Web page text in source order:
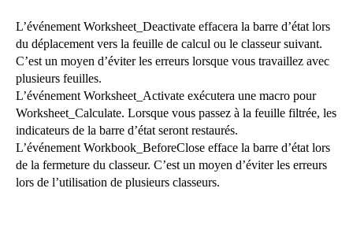
L’événement Worksheet_Deactivate effacera la barre d’état lors
du déplacement vers la feuille de calcul ou le classeur suivant.
C’est un moyen d’éviter les erreurs lorsque vous travaillez avec
plusieurs feuilles.
L’événement Worksheet_Activate exécutera une macro pour
Worksheet_Calculate. Lorsque vous passez à la feuille filtrée, les
indicateurs de la barre d’état seront restaurés.
L’événement Workbook_BeforeClose efface la barre d’état lors
de la fermeture du classeur. C’est un moyen d’éviter les erreurs
lors de l’utilisation de plusieurs classeurs.